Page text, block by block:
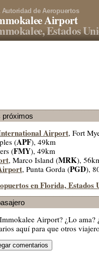
Autoridad de Aeropuertos
Airport
Estados
próximos
Airport, Fort
(APF), 49km
(FMY), 49km
, Marco Island (MRK),
, Punta Gorda (PGD),
en Florida, Estados
Airport? ¿Lo ama?
aquí para que otros